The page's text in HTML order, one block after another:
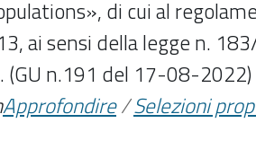
di cui al
ai sensi della legge n.
(GU n.191 del 17-08-2022)
Approfondire/Selezioni